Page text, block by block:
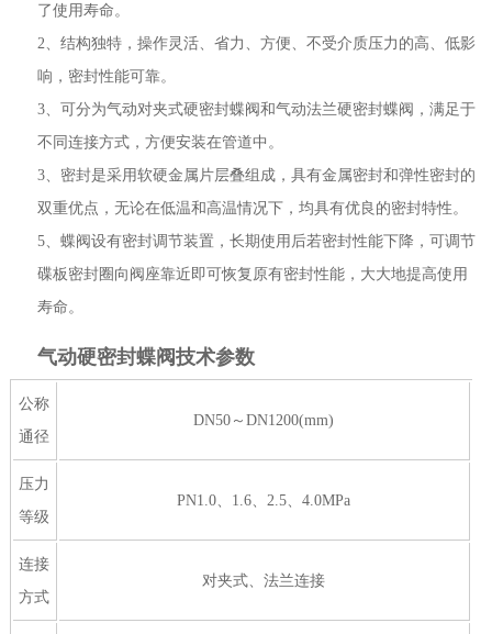
了使用寿命。
2、结构独特，操作灵活、省力、方便、不受介质压力的高、低影
响，密封性能可靠。
3、可分为气动对夹式硬密封蝶阀和气动法兰硬密封蝶阀，满足于
不同连接方式，方便安装在管道中。
3、密封是采用软硬金属片层叠组成，具有金属密封和弹性密封的
双重优点，无论在低温和高温情况下，均具有优良的密封特性。
5、蝶阀设有密封调节装置，长期使用后若密封性能下降，可调节
碟板密封圈向阀座靠近即可恢复原有密封性能，大大地提高使用
寿命。
气动硬密封蝶阀技术参数
公称
通径
DN50～DN1200(mm)
压力
等级
PN1.0、1.6、2.5、4.0MPa
连接
方式
对夹式、法兰连接